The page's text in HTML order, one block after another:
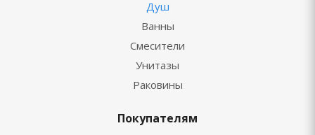
Душ
Ванны
Смесители
Унитазы
Раковины
Покупателям